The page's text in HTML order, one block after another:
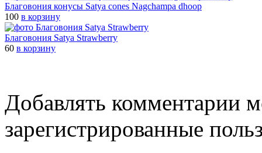
Благовония конусы Satya cones Nagchampa dhoop
100 в корзину
Благовония Satya Strawberry
60 в корзину
Добавлять комментарии
зарегистрированные